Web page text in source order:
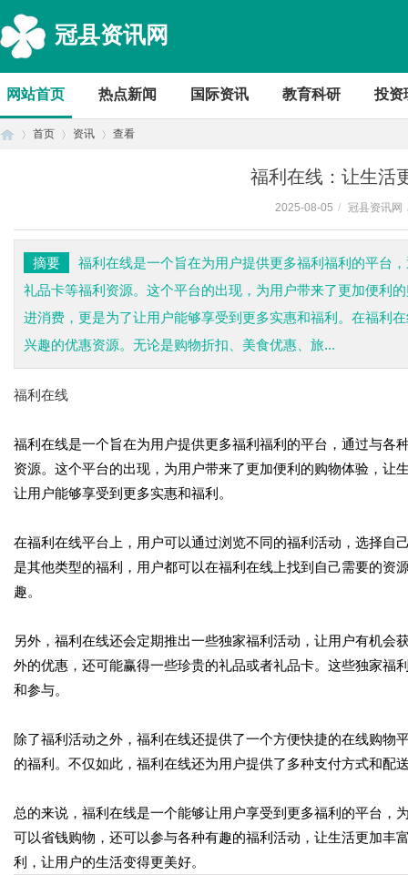
冠县资讯网
网站首页 热点新闻 国际资讯 教育科研 投资
首页 资讯 查看
福利在线：让生活
2025-08-05 / 冠县资讯网
摘要
福利在线是一个旨在为用户提供更多福利福利的平台
礼品卡等福利资源。这个平台的出现，为用户带来了更加便利
进消费，更是为了让用户能够享受到更多实惠和福利。在福利
兴趣的优惠资源。无论是购物折扣、美食优惠、旅...
福利在线
福利在线是一个旨在为用户提供更多福利福利的平台，通过与各
资源。这个平台的出现，为用户带来了更加便利的购物体验，
让用户能够享受到更多实惠和福利。
在福利在线平台上，用户可以通过浏览不同的福利活动，选择自
是其他类型的福利，用户都可以在福利在线上找到自己需要的资
趣。
另外，福利在线还会定期推出一些独家福利活动，让用户有机
外的优惠，还可能赢得一些珍贵的礼品或者礼品卡。这些独家福
和参与。
除了福利活动之外，福利在线还提供了一个方便快捷的在线购
的福利。不仅如此，福利在线还为用户提供了多种支付方式和配
总的来说，福利在线是一个能够让用户享受到更多福利的平台
可以省钱购物，还可以参与各种有趣的福利活动，让生活更加丰
利，让用户的生活变得更美好。